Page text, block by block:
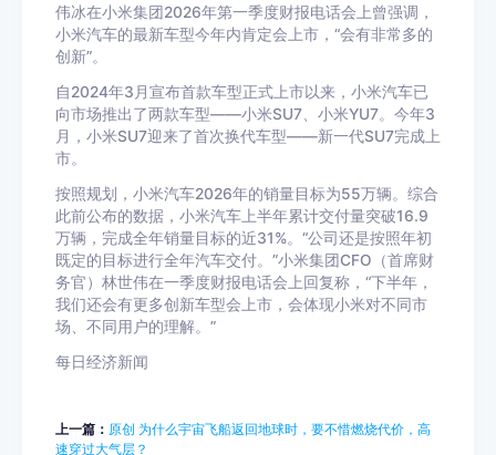
伟冰在小米集团2026年第一季度财报电话会上曾强调，
小米汽车的最新车型今年内肯定会上市，“会有非常多的
创新”。
自2024年3月宣布首款车型正式上市以来，小米汽车已
向市场推出了两款车型——小米SU7、小米YU7。今年3
月，小米SU7迎来了首次换代车型——新一代SU7完成上
市。
按照规划，小米汽车2026年的销量目标为55万辆。综合
此前公布的数据，小米汽车上半年累计交付量突破16.9
万辆，完成全年销量目标的近31%。“公司还是按照年初
既定的目标进行全年汽车交付。”小米集团CFO（首席财
务官）林世伟在一季度财报电话会上回复称，“下半年，
我们还会有更多创新车型会上市，会体现小米对不同市
场、不同用户的理解。”
每日经济新闻
上一篇： 原创 为什么宇宙飞船返回地球时，要不惜燃烧代价，高
速穿过大气层？